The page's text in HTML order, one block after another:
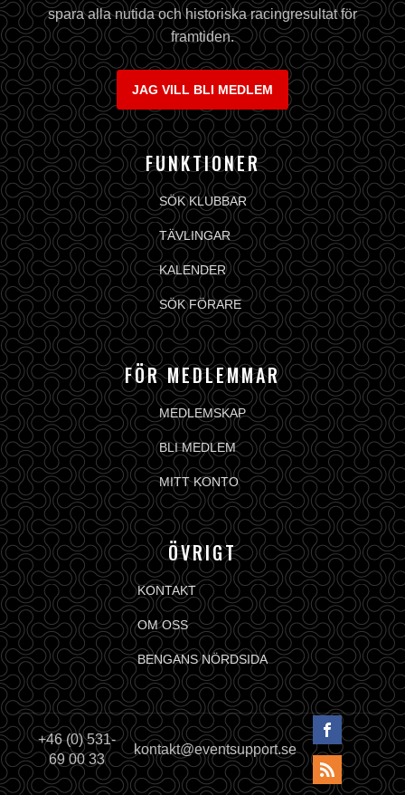
spara alla nutida och historiska racingresultat för
framtiden.
JAG VILL BLI MEDLEM
FUNKTIONER
SÖK KLUBBAR
TÄVLINGAR
KALENDER
SÖK FÖRARE
FÖR MEDLEMMAR
MEDLEMSKAP
BLI MEDLEM
MITT KONTO
ÖVRIGT
KONTAKT
OM OSS
BENGANS NÖRDSIDA
+46 (0) 531-
69 00 33
kontakt@eventsupport.se